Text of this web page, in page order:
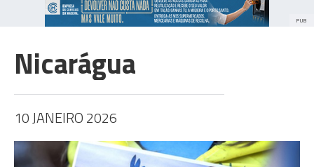
PUB
Nicarágua
10 JANEIRO 2026